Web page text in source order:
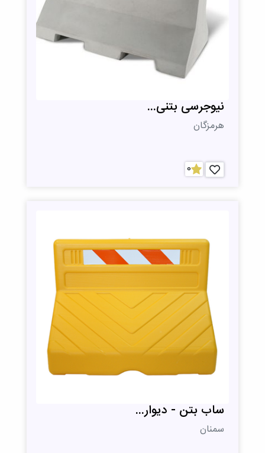
نیوجرسی بتنی...
هرمزگان
0
ساب بتن - دیوار...
سمنان